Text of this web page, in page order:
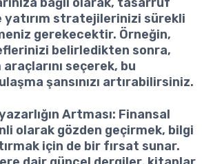
yatırım stratejilerinizi sürekli
gerekecektir. Örneğin,
belirledikten sonra,
seçerek, bu
şansınızı artırabilirsiniz.
Artması: Finansal
olarak gözden geçirmek, bilgi
için de bir fırsat sunar.